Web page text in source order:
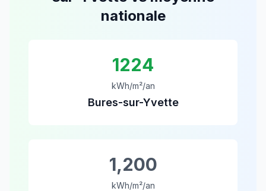
nationale
1224
kWh/m²/an
Bures-sur-Yvette
1,200
kWh/m²/an